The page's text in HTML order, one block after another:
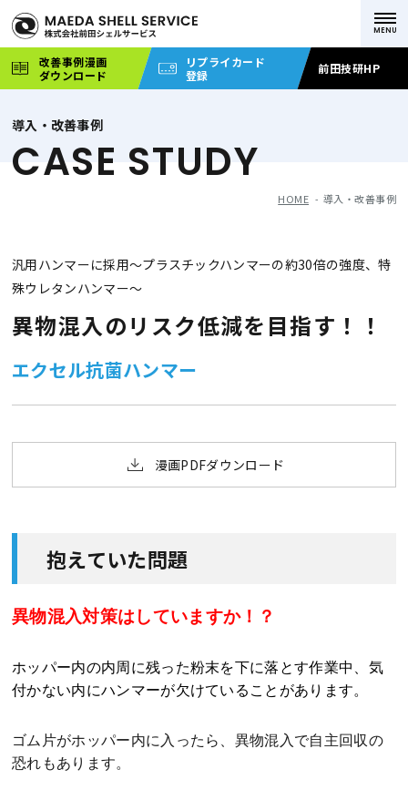
改善事例漫画
ダウンロード
リプライカード
登録
前田技研HP
導入・改善事例
CASE STUDY
HOME 導入・改善事例
汎用ハンマーに採用～プラスチックハンマーの約30倍の強度、特
殊ウレタンハンマー～
異物混入のリスク低減を目指す！！
エクセル抗菌ハンマー
漫画PDFダウンロード
抱えていた問題
異物混入対策はしていますか！？
ホッパー内の内周に残った粉末を下に落とす作業中、気
付かない内にハンマーが欠けていることがあります。
ゴム片がホッパー内に入ったら、異物混入で自主回収の
恐れもあります。